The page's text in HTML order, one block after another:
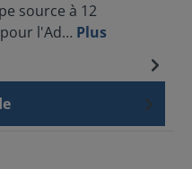
source à 12
l'Ad… Plus